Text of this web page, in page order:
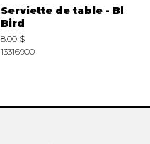
Serviette de table - Blue
Bird
8.00 $
13316900